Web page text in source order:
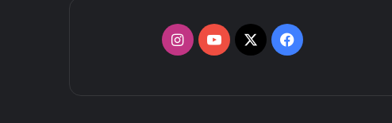
فيسبوك
‫X
‫YouTubeانستقرام